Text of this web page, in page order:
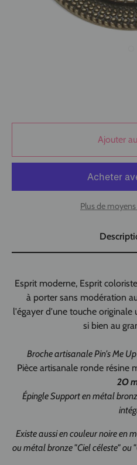
Ajouter
Plus de
Esprit moderne, Esprit
à porter sans modération
l'égayer d'une touche originale
si bien au
Broche artisanalePin's Me Up
Pièce artisanale ronde résine
2O
Épingle Support en métal
Existe aussi en couleur noire en
ou métal bronze "Ciel céleste" ou